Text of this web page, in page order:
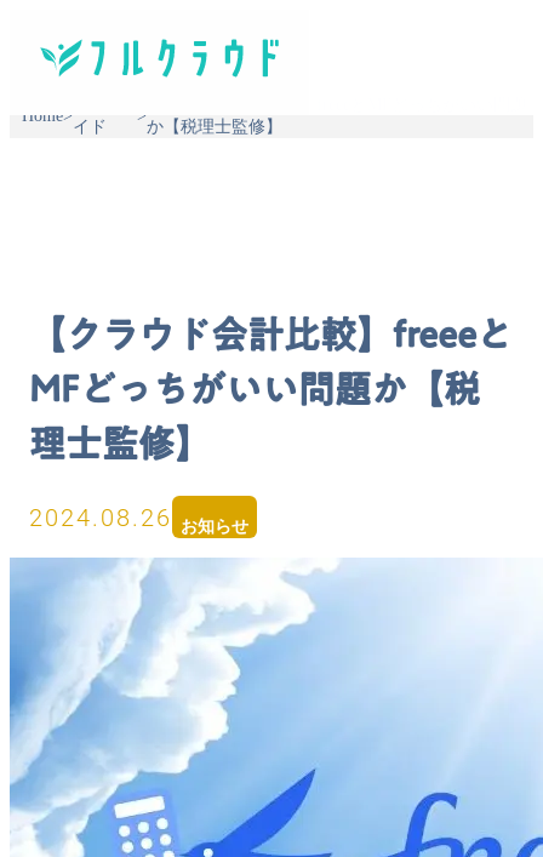
Home>
イド
>
か【税理士監修】
【クラウド会計比較】freeeと
MFどっちがいい問題か【税
理士監修】
2024.08.26 お知らせ